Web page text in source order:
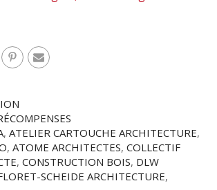
,ATELIER CARTOUCHE ARCHITECTURE,
,ATOME ARCHITECTES,COLLECTIF
,CONSTRUCTION BOIS, DLW
SCHEIDE ARCHITECTURE,